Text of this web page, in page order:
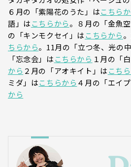
６月の「紫陽花のうた」はこちら
語」はこちらから。８月の「金魚
の「キンモクセイ」はこちらから
ちらから。11月の「立つ冬、光の
「忘念会」はこちらから １月の「
から ２月の「アオキイト」はこち
ミダ」はこちらから ４月の「エイ
から